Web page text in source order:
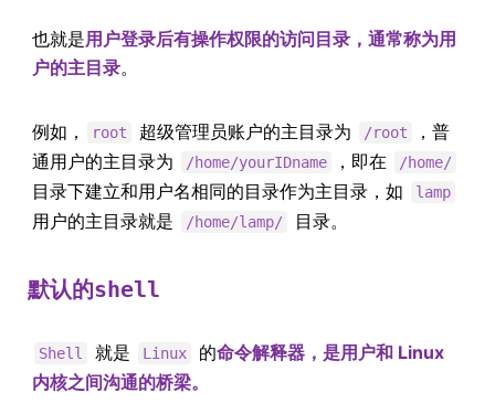
也就是用户登录后有操作权限的访问目录，通常称为用
户的主目录。
例如， root 超级管理员账户的主目录为 /root
，普
通用户的主目录为
/home/yourIDname ，即在 /home/
目录下建立和用户名相同的目录作为主目录，如 lamp
用户的主目录就是 /home/lamp/ 目录。
默认的shell
Shell 就是 Linux 的命令解释器，是用户和 Linux
内核之间沟通的桥梁。